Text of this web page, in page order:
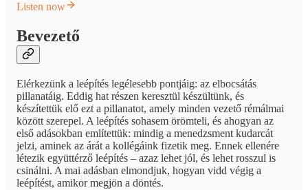
Listen now
Bevezető
Elérkezünk a leépítés legélesebb pontjáig: az elbocsátás
pillanatáig. Eddig hat részen keresztül készültünk, és
készítettük elő ezt a pillanatot, amely minden vezető rémálmai
között szerepel. A leépítés sohasem örömteli, és ahogyan az
első adásokban említettük: mindig a menedzsment kudarcát
jelzi, aminek az árát a kollégáink fizetik meg. Ennek ellenére
létezik együttérző leépítés – azaz lehet jól, és lehet rosszul is
csinálni. A mai adásban elmondjuk, hogyan vidd végig a
leépítést, amikor megjön a döntés.